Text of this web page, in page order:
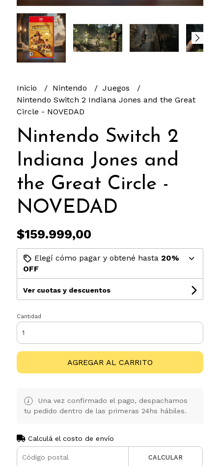
Inicio Nintendo
Juegos
Nintendo Switch 2 Indiana Jones and the Great
Circle - NOVEDAD
Nintendo Switch 2
Indiana Jones and
the Great Circle -
NOVEDAD
$159.999,00
Elegí cómo pagar y obtené hasta 20%
OFF
Ver cuotas y descuentos
Cantidad
AGREGAR AL CARRITO
Una vez confirmado el pago, despachamos
tu pedido dentro de las primeras 24hs hábiles.
Calculá el costo de envío
CALCULAR